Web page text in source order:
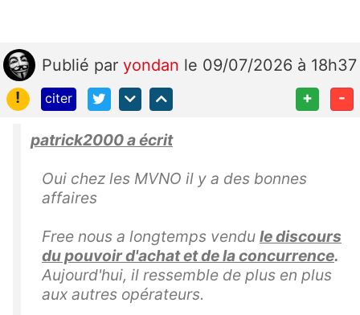
Publié par yondan le 09/07/2026 à 18h37
!
citer + -
patrick2000 a écrit
Oui chez les MVNO il y a des bonnes
affaires
Free nous a longtemps vendu le discours
du pouvoir d'achat et de la concurrence.
Aujourd'hui, il ressemble de plus en plus
aux autres opérateurs.